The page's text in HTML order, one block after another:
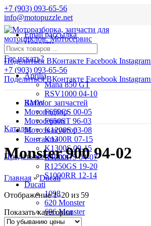
+7 (903) 093-65-56
info@motopuzzle.net
Email рассылка
Новости
Поделиться ВКонтакте Facebook Instagram
+7 (903) 093-65-56
Поделиться ВКонтакте Facebook Instagram
Где искать?
Aprilia
Mana 850 GT
RSV1000 04-10
BMW
F650CS 00-05
F650ST 96-03
K1200S 03-08
K1300R 07-15
K1300S 09-15
R1200GS 04-07
R1250GS 19-20
S1000RR 12-14
Ducati
1098
620 Monster
696 Monster
749
Каталог запчастей
Мотоподбор
Мотосервис
Мотоэвакуатор
Контакты
Продать мотоцикл
Каталог
Monster 900 94-02
Главная »Ducati
Отображение 1–20 из 59
Показать категории